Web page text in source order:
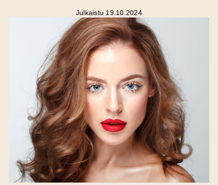
Julkaistu 19.10.2024